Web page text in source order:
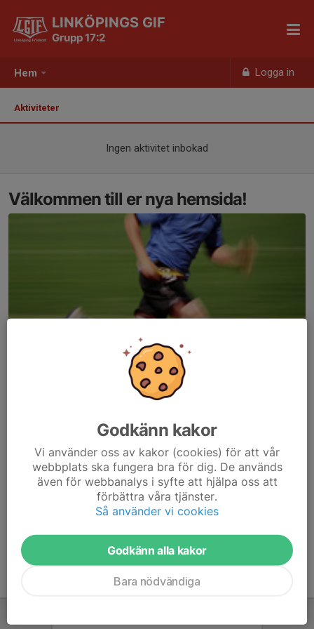
Hem Logga in
LINKÖPINGS GIF
Grupp 17:2
Aktiviteter
Ingen aktivitet inbokad
Välkommen till er nya hemsida!
Här hamnar automatiskt de senaste nyheterna på hemsidan. För
att kunna börja administrera hemsidan loggar du in högst upp till
höger.
Godkänn kakor
Vi använder oss av kakor (cookies) för att vår
webbplats ska fungera bra för dig. De används
även för webbanalys i syfte att hjälpa oss att
förbättra våra tjänster.
Så använder vi cookies
Godkänn alla kakor
Bara nödvändiga